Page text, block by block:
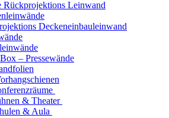
Rückprojektions Leinwand
Deckeneinbauleinwand
– Pressewände
& Theater
& Aula